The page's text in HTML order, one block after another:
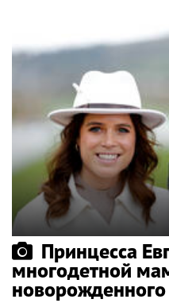
Принцесса
многодетной